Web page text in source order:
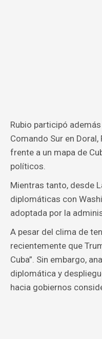
Rubio participó
Comando Sur en
frente a un mapa de
políticos.
Mientras tanto, desde
diplomáticas con
adoptada por la
A pesar del clima de
recientemente que
Cuba”. Sin embargo,
diplomática y
hacia gobiernos